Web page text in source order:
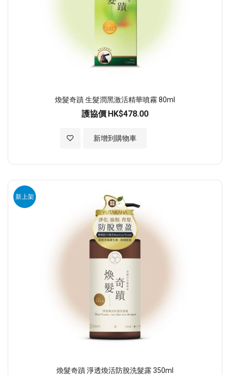
煥髮奇蹟 生髮潤黑激活精華噴霧 80ml
護協價 HK$478.00
新增到購物車
加入至願望清單
新上架
煥髮奇蹟 淨透煥活防脫洗髮露 350ml